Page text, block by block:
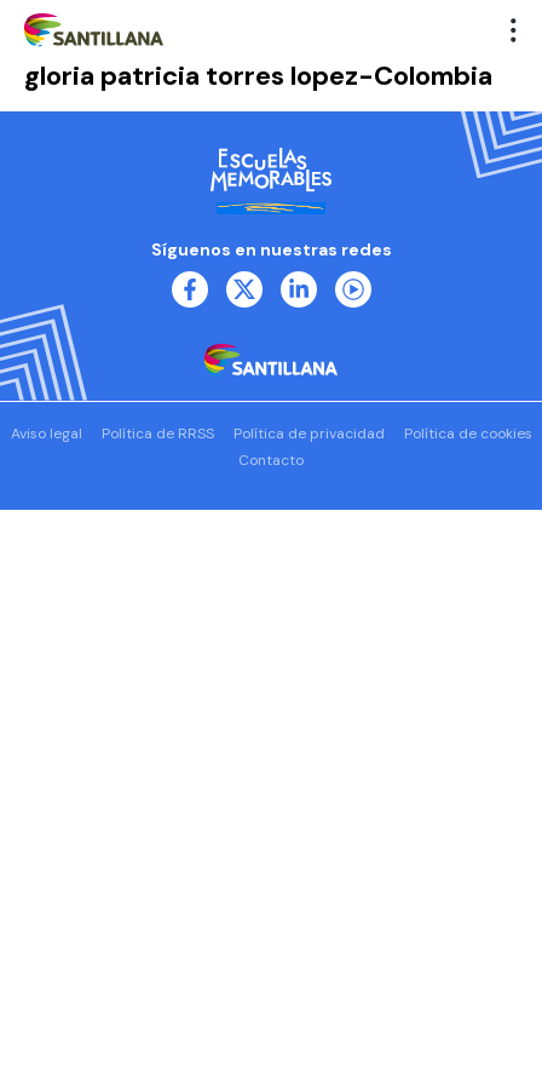
gloria patricia torres lopez-Colombia
Síguenos en nuestras redes
Aviso legal Política de RRSS Política de privacidad
Política de cookies
Contacto